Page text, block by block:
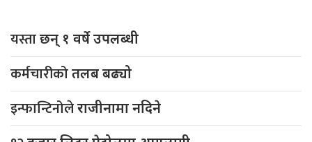
यस्ताछन् १ वर्षे उपलब्धी
कर्मचारीकोतलब बढ्यो
इन्फान्टिनोलेराजीनामा नदिने